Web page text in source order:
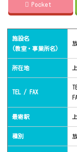
Pocket
施設名
(教室・事業所名)
所在地
TEL / FAX
最寄駅
種別